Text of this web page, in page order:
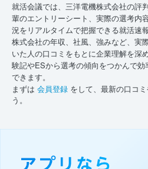
就活会議では、三洋電機株式会社の評
輩のエントリーシート、実際の選考内
況をリアルタイムで把握できる就活速
株式会社の年収、社風、強みなど、実
いた人の口コミをもとに企業理解を深
験記やESから選考の傾向をつかんで
できます。
まずは 会員登録 をして、最新の口コ
う。